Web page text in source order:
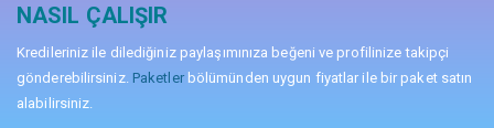
NASIL ÇALIŞIR
Kredileriniz ile dilediğiniz paylaşımınıza beğeni ve profilinize takipçi
gönderebilirsiniz. Paketlerbölümünden uygun fiyatlar ile bir paket satın
alabilirsiniz.